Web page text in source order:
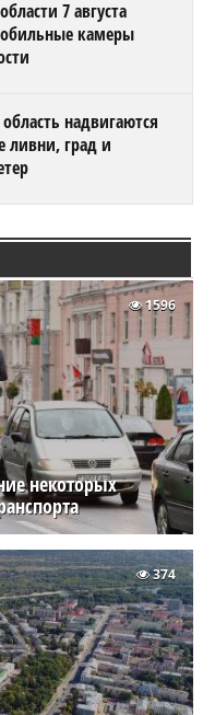
7 августа
камеры
надвигаются
ливни, град и
некоторых
1596
374